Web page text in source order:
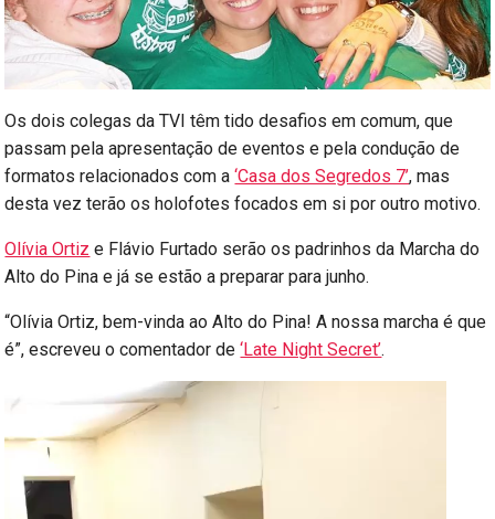
Os dois colegas da TVI têm tido desafios em comum, que
passam pela apresentação de eventos e pela condução de
formatos relacionados com a‘Casa dos Segredos 7’, mas
desta vez terão os holofotes focados em si por outro motivo.
Olívia Ortiz e Flávio Furtado serão os padrinhos da Marcha do
Alto do Pina e já se estão a preparar para junho.
“Olívia Ortiz, bem-vinda ao Alto do Pina! A nossa marcha é que
é”, escreveu o comentador de‘Late Night Secret’.
vídeo